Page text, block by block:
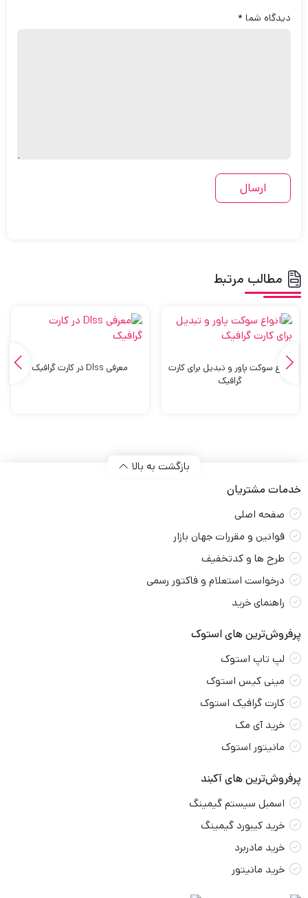
دیدگاه شما *
مطالب مرتبط
انواع سوکت پاور و تبدیل برای کارت
گرافیک
معرفی Dlss در کارت گرافیک
بازگشت به بالا
خدمات مشتریان
صفحه اصلی
قوانین و مقررات جهان بازار
طرح ها و کدتخفیف
درخواست استعلام و فاکتور رسمی
راهنمای خرید
پرفروش‌ترین های استوک
لپ تاپ استوک
مینی کیس استوک
کارت گرافیک استوک
خرید آی مک
مانیتور استوک
پرفروش‌ترین های آکبند
اسمبل سیستم گیمینگ
خرید کیبورد گیمینگ
خرید مادربرد
خرید مانیتور